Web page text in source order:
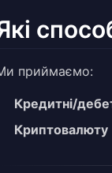
приймаємо:
Кредитні/
Криптовалюту